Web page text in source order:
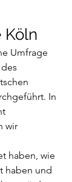
Köln
Umfrage
In
wir
haben, wie
haben und